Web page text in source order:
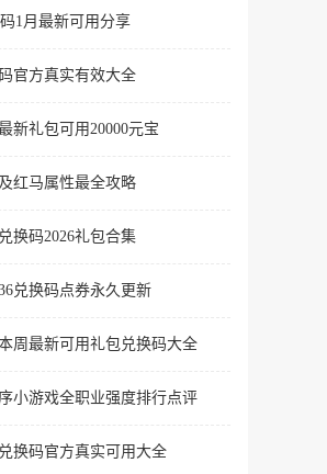
1月最新可用分享
官方真实有效大全
新礼包可用20000元宝
红马属性最全攻略
换码2026礼包合集
兑换码点券永久更新
周最新可用礼包兑换码大全
小游戏全职业强度排行点评
换码官方真实可用大全